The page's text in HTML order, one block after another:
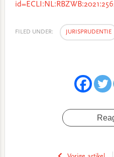
FILED UNDER: JURISPRUDENTIE